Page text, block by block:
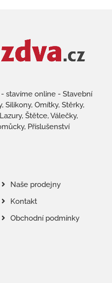
stavíme online - Stavební
Silikony, Omítky, Stěrky,
Štětce, Válečky,
Příslušenství
Naše prodejny
Kontakt
Obchodní podmínky